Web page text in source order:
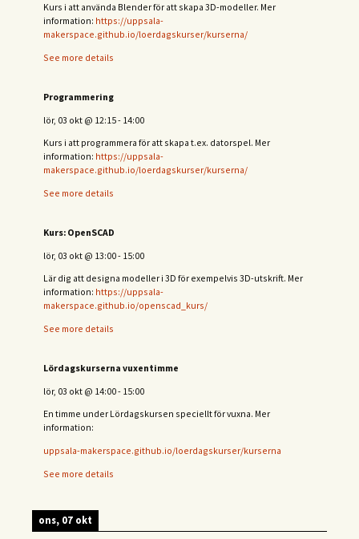
Kurs i att använda Blender för att skapa 3D-modeller. Mer
information: https://uppsala-
makerspace.github.io/loerdagskurser/kurserna/
See more details
Programmering
lör, 03 okt @ 12:15- 14:00
Kurs i att programmera för att skapa t.ex. datorspel. Mer
information: https://uppsala-
makerspace.github.io/loerdagskurser/kurserna/
See more details
Kurs: OpenSCAD
lör, 03 okt @ 13:00- 15:00
Lär dig att designa modeller i 3D för exempelvis 3D-utskrift. Mer
information: https://uppsala-
makerspace.github.io/openscad_kurs/
See more details
Lördagskurserna vuxentimme
lör, 03 okt @ 14:00- 15:00
En timme under Lördagskursen speciellt för vuxna. Mer
information:
uppsala-makerspace.github.io/loerdagskurser/kurserna
See more details
ons, 07 okt